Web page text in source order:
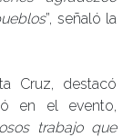
”, señaló la
Cruz, destacó
en el evento,
trabajo que